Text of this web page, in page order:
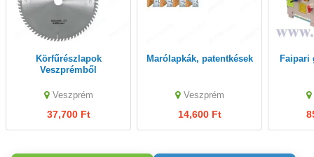
Körfűrészlapok
Veszprémből
Veszprém
37,700 Ft
Marólapkák, patentkések
Veszprém
14,600 Ft